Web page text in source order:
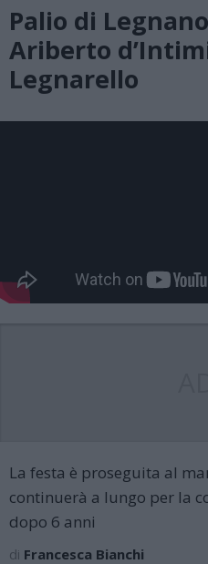
Palio di
Ariberto
Legnarello
La festa è proseguita al
continuerà a lungo per la
dopo 6 anni
di Francesca Bianchi